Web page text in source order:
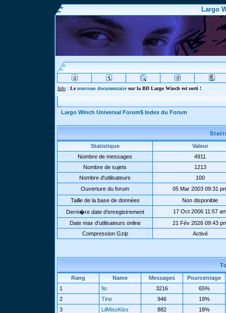
Largo
Info : Lenouveau documentairesur la BD Largo Winch est sorti !
Largo Winch Universal Forum$ Index du Forum
Statistique
Valeur
Nombre de messages
4911
Nombre de sujets
1213
Nombre d'utilisateurs
100
Ouverture du forum
05 Mar 2003 09:31
Taille de la base de données
Non disponible
Derni�re date d'enregistrement
17 Oct 2006 11:57
Date max d'utilisateurs online
21 Fév 2026 09:43
Compression Gzip
Activé
Rang Name Messages
Pourcentage
1
fio 3216
65%
2
Tine 946
19%
3
LilMissKiss 882
18%